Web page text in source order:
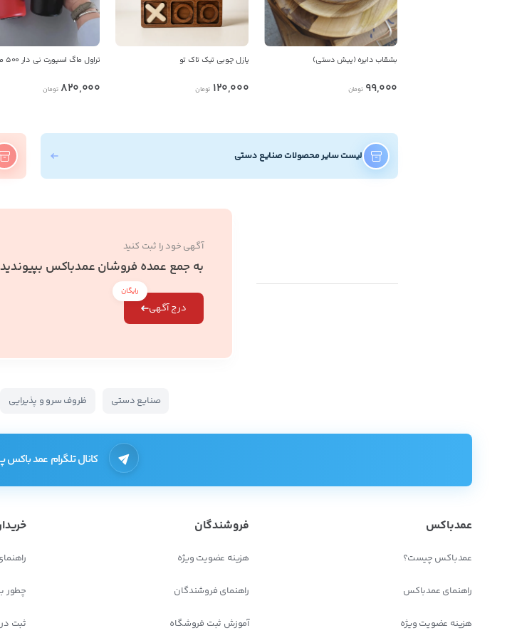
بشقاب دایره (پیش دستی)
99,000 تومان
پازل چوبی تیک تاک تو
120,000 تومان
تراول ماگ اسپورت نی دار 500 میل
820,000 تومان
لیست سایر محصولات صنایع دستی
آگهی خود را ثبت کنید
به جمع عمده فروشان عمدباکس بپیوندید
درج آگهی
رایگان
صنایع دستی ظروف سرو و پذیرایی
کانال تلگرام عمد باکس
عمدباکس
عمدباکس چیست؟
راهنمای عمدباکس
هزینه عضویت ویژه
فروشندگان
هزینه عضویت ویژه
راهنمای فروشندگان
آموزش ثبت فروشگاه
چطور
ثبت